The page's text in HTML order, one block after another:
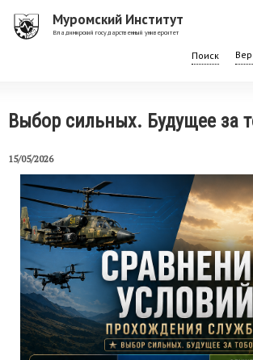
Перейти
Муромский Институт
Владимирский государственный университет
Поиск
Выбор сильных. Будущее за
15/05/2026